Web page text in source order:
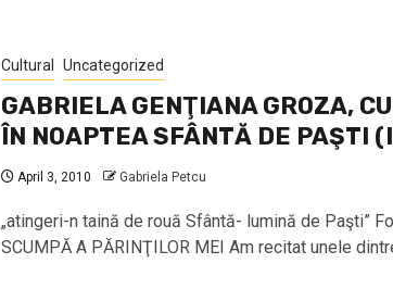
Cultural Uncategorized
GABRIELA GENŢIANA GROZA,
ÎN NOAPTEA SFÂNTĂ DE PAŞTI
April 3, 2010 Gabriela Petcu
„atingeri-n taină de rouă Sfântă- lumină de Paşti”
SCUMPĂ A PĂRINŢILOR MEI Am recitat unele